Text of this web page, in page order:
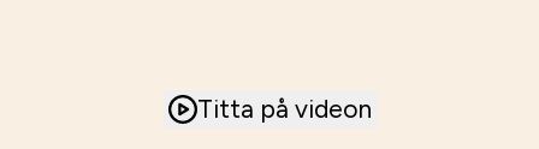
Titta på videon